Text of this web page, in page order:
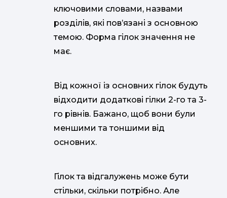
ключовими словами, назвами
розділів, які пов’язані з основною
темою. Форма гілок значення не
має.
Від кожної із основних гілок будуть
відходити додаткові гілки 2-го та 3-
го рівнів. Бажано, щоб вони були
меншими та тоншими від
основних.
Гілок та відгалужень може бути
стільки, скільки потрібно. Але